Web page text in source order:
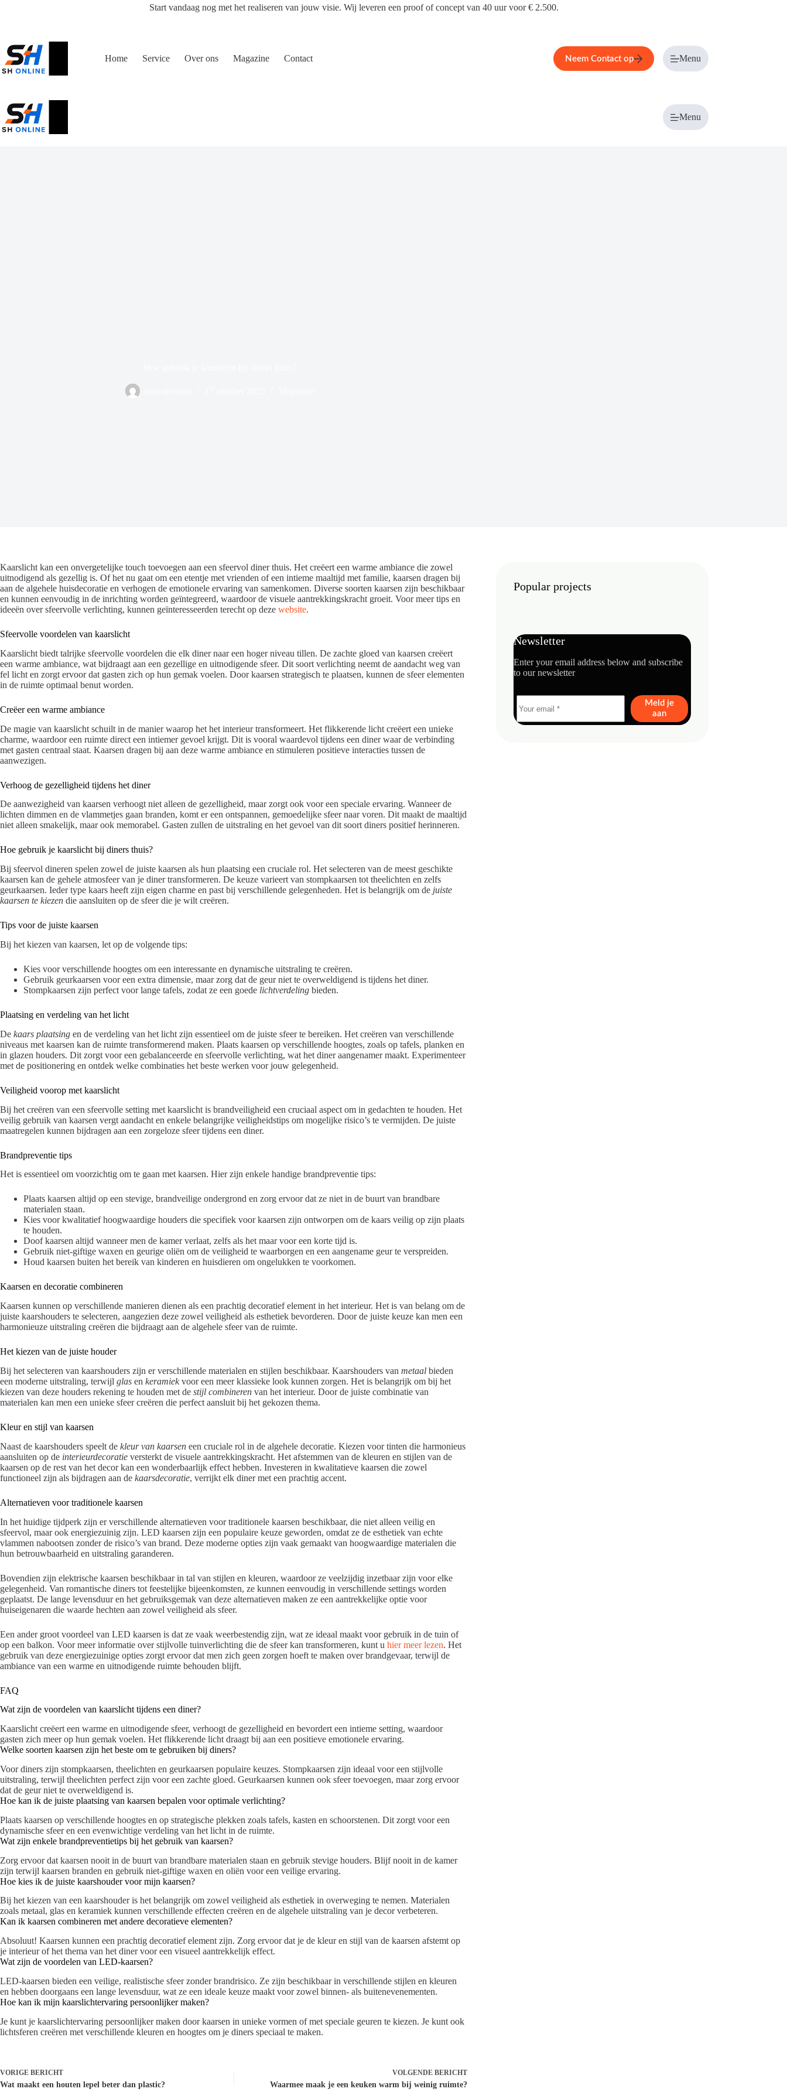
Start vandaag nog met het realiseren van jouw visie. Wij leveren een proof of concept van 40 uur voor € 2.500.
Home Service Over ons Magazine Contact Neem Contact op Menu
Menu
Kaarslicht kan een onvergetelijke touch toevoegen aan een sfeervol diner thuis. Het creëert een warme ambiance die zowel
uitnodigend als gezellig is. Of het nu gaat om een etentje met vrienden of een intieme maaltijd met familie, kaarsen dragen bij
aan de algehele huisdecoratie en verhogen de emotionele ervaring van samenkomen. Diverse soorten kaarsen zijn beschikbaar
en kunnen eenvoudig in de inrichting worden geïntegreerd, waardoor de visuele aantrekkingskracht groeit. Voor meer tips en
ideeën over sfeervolle verlichting, kunnen geïnteresseerden terecht op deze website.
Sfeervolle voordelen van kaarslicht
Kaarslicht biedt talrijke sfeervolle voordelen die elk diner naar een hoger niveau tillen. De zachte gloed van kaarsen creëert
een warme ambiance, wat bijdraagt aan een gezellige en uitnodigende sfeer. Dit soort verlichting neemt de aandacht weg van
fel licht en zorgt ervoor dat gasten zich op hun gemak voelen. Door kaarsen strategisch te plaatsen, kunnen de sfeer elementen
in de ruimte optimaal benut worden.
Creëer een warme ambiance
De magie van kaarslicht schuilt in de manier waarop het het interieur transformeert. Het flikkerende licht creëert een unieke
charme, waardoor een ruimte direct een intiemer gevoel krijgt. Dit is vooral waardevol tijdens een diner waar de verbinding
met gasten centraal staat. Kaarsen dragen bij aan deze warme ambiance en stimuleren positieve interacties tussen de
aanwezigen.
Verhoog de gezelligheid tijdens het diner
De aanwezigheid van kaarsen verhoogt niet alleen de gezelligheid, maar zorgt ook voor een speciale ervaring. Wanneer de
lichten dimmen en de vlammetjes gaan branden, komt er een ontspannen, gemoedelijke sfeer naar voren. Dit maakt de maaltijd
niet alleen smakelijk, maar ook memorabel. Gasten zullen de uitstraling en het gevoel van dit soort diners positief herinneren.
Hoe gebruik je kaarslicht bij diners thuis?
Bij sfeervol dineren spelen zowel de juiste kaarsen als hun plaatsing een cruciale rol. Het selecteren van de meest geschikte
kaarsen kan de gehele atmosfeer van je diner transformeren. De keuze varieert van stompkaarsen tot theelichten en zelfs
geurkaarsen. Ieder type kaars heeft zijn eigen charme en past bij verschillende gelegenheden. Het is belangrijk om de juiste
kaarsen te kiezen die aansluiten op de sfeer die je wilt creëren.
Tips voor de juiste kaarsen
Bij het kiezen van kaarsen, let op de volgende tips:
Kies voor verschillende hoogtes om een interessante en dynamische uitstraling te creëren.
Gebruik geurkaarsen voor een extra dimensie, maar zorg dat de geur niet te overweldigend is tijdens het diner.
Stompkaarsen zijn perfect voor lange tafels, zodat ze een goede lichtverdeling bieden.
Plaatsing en verdeling van het licht
De kaars plaatsing en de verdeling van het licht zijn essentieel om de juiste sfeer te bereiken. Het creëren van verschillende
niveaus met kaarsen kan de ruimte transformerend maken. Plaats kaarsen op verschillende hoogtes, zoals op tafels, planken en
in glazen houders. Dit zorgt voor een gebalanceerde en sfeervolle verlichting, wat het diner aangenamer maakt. Experimenteer
met de positionering en ontdek welke combinaties het beste werken voor jouw gelegenheid.
Veiligheid voorop met kaarslicht
Bij het creëren van een sfeervolle setting met kaarslicht is brandveiligheid een cruciaal aspect om in gedachten te houden. Het
veilig gebruik van kaarsen vergt aandacht en enkele belangrijke veiligheidstips om mogelijke risico’s te vermijden. De juiste
maatregelen kunnen bijdragen aan een zorgeloze sfeer tijdens een diner.
Brandpreventie tips
Het is essentieel om voorzichtig om te gaan met kaarsen. Hier zijn enkele handige brandpreventie tips:
Plaats kaarsen altijd op een stevige, brandveilige ondergrond en zorg ervoor dat ze niet in de buurt van brandbare
materialen staan.
Kies voor kwalitatief hoogwaardige houders die specifiek voor kaarsen zijn ontworpen om de kaars veilig op zijn plaats
te houden.
Doof kaarsen altijd wanneer men de kamer verlaat, zelfs als het maar voor een korte tijd is.
Gebruik niet-giftige waxen en geurige oliën om de veiligheid te waarborgen en een aangename geur te verspreiden.
Houd kaarsen buiten het bereik van kinderen en huisdieren om ongelukken te voorkomen.
Kaarsen en decoratie combineren
Kaarsen kunnen op verschillende manieren dienen als een prachtig decoratief element in het interieur. Het is van belang om de
juiste kaarshouders te selecteren, aangezien deze zowel veiligheid als esthetiek bevorderen. Door de juiste keuze kan men een
harmonieuze uitstraling creëren die bijdraagt aan de algehele sfeer van de ruimte.
Het kiezen van de juiste houder
Bij het selecteren van kaarshouders zijn er verschillende materialen en stijlen beschikbaar. Kaarshouders van metaal bieden
een moderne uitstraling, terwijl glas en keramiekvoor een meer klassieke look kunnen zorgen. Het is belangrijk om bij het
kiezen van deze houders rekening te houden met de stijl combineren van het interieur. Door de juiste combinatie van
materialen kan men een unieke sfeer creëren die perfect aansluit bij het gekozen thema.
Kleur en stijl van kaarsen
Naast de kaarshouders speelt de kleur van kaarsen een cruciale rol in de algehele decoratie. Kiezen voor tinten die harmonieus
aansluiten op de interieurdecoratie versterkt de visuele aantrekkingskracht. Het afstemmen van de kleuren en stijlen van de
kaarsen op de rest van het decor kan een wonderbaarlijk effect hebben. Investeren in kwalitatieve kaarsen die zowel
functioneel zijn als bijdragen aan de kaarsdecoratie, verrijkt elk diner met een prachtig accent.
Alternatieven voor traditionele kaarsen
In het huidige tijdperk zijn er verschillende alternatieven voor traditionele kaarsen beschikbaar, die niet alleen veilig en
sfeervol, maar ook energiezuinig zijn. LED kaarsen zijn een populaire keuze geworden, omdat ze de esthetiek van echte
vlammen nabootsen zonder de risico’s van brand. Deze moderne opties zijn vaak gemaakt van hoogwaardige materialen die
hun betrouwbaarheid en uitstraling garanderen.
Bovendien zijn elektrische kaarsen beschikbaar in tal van stijlen en kleuren, waardoor ze veelzijdig inzetbaar zijn voor elke
gelegenheid. Van romantische diners tot feestelijke bijeenkomsten, ze kunnen eenvoudig in verschillende settings worden
geplaatst. De lange levensduur en het gebruiksgemak van deze alternatieven maken ze een aantrekkelijke optie voor
huiseigenaren die waarde hechten aan zowel veiligheid als sfeer.
Een ander groot voordeel van LED kaarsen is dat ze vaak weerbestendig zijn, wat ze ideaal maakt voor gebruik in de tuin of
op een balkon. Voor meer informatie over stijlvolle tuinverlichting die de sfeer kan transformeren, kunt u hier meer lezen. Het
gebruik van deze energiezuinige opties zorgt ervoor dat men zich geen zorgen hoeft te maken over brandgevaar, terwijl de
ambiance van een warme en uitnodigende ruimte behouden blijft.
FAQ
Wat zijn de voordelen van kaarslicht tijdens een diner?
Kaarslicht creëert een warme en uitnodigende sfeer, verhoogt de gezelligheid en bevordert een intieme setting, waardoor
gasten zich meer op hun gemak voelen. Het flikkerende licht draagt bij aan een positieve emotionele ervaring.
Welke soorten kaarsen zijn het beste om te gebruiken bij diners?
Voor diners zijn stompkaarsen, theelichten en geurkaarsen populaire keuzes. Stompkaarsen zijn ideaal voor een stijlvolle
uitstraling, terwijl theelichten perfect zijn voor een zachte gloed. Geurkaarsen kunnen ook sfeer toevoegen, maar zorg ervoor
dat de geur niet te overweldigend is.
Hoe kan ik de juiste plaatsing van kaarsen bepalen voor optimale verlichting?
Plaats kaarsen op verschillende hoogtes en op strategische plekken zoals tafels, kasten en schoorstenen. Dit zorgt voor een
dynamische sfeer en een evenwichtige verdeling van het licht in de ruimte.
Wat zijn enkele brandpreventietips bij het gebruik van kaarsen?
Zorg ervoor dat kaarsen nooit in de buurt van brandbare materialen staan en gebruik stevige houders. Blijf nooit in de kamer
zijn terwijl kaarsen branden en gebruik niet-giftige waxen en oliën voor een veilige ervaring.
Hoe kies ik de juiste kaarshouder voor mijn kaarsen?
Bij het kiezen van een kaarshouder is het belangrijk om zowel veiligheid als esthetiek in overweging te nemen. Materialen
zoals metaal, glas en keramiek kunnen verschillende effecten creëren en de algehele uitstraling van je decor verbeteren.
Kan ik kaarsen combineren met andere decoratieve elementen?
Absoluut! Kaarsen kunnen een prachtig decoratief element zijn. Zorg ervoor dat je de kleur en stijl van de kaarsen afstemt op
je interieur of het thema van het diner voor een visueel aantrekkelijk effect.
Wat zijn de voordelen van LED-kaarsen?
LED-kaarsen bieden een veilige, realistische sfeer zonder brandrisico. Ze zijn beschikbaar in verschillende stijlen en kleuren
en hebben doorgaans een lange levensduur, wat ze een ideale keuze maakt voor zowel binnen- als buitenevenementen.
Hoe kan ik mijn kaarslichtervaring persoonlijker maken?
Je kunt je kaarslichtervaring persoonlijker maken door kaarsen in unieke vormen of met speciale geuren te kiezen. Je kunt ook
lichtsferen creëren met verschillende kleuren en hoogtes om je diners speciaal te maken.
VORIGE BERICHT
Wat maakt een houten lepel beter dan plastic?
VOLGENDEBERICHT
Waarmee maak je een keuken warm bij weinig ruimte?
Popular projects
Newsletter
Enter your email address below and subscribe
to our newsletter
Meld je
aan